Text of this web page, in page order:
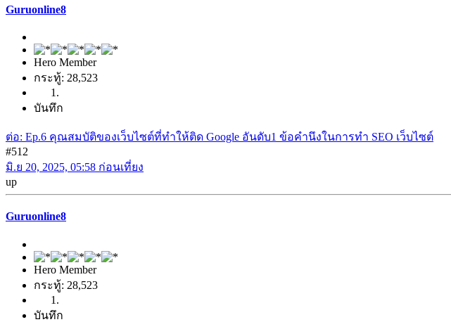
Guruonline8
Hero Member
กระทู้: 28,523
บันทึก
ต่อ: Ep.6 คุณสมบัติของเว็บไซต์ที่ทำให้ติด Google อันดับ1 ข้อคำนึงในการทำ SEO เว็บไซต์
#512
มิ.ย 20, 2025, 05:58 ก่อนเที่ยง
up
Guruonline8
Hero Member
กระทู้: 28,523
บันทึก